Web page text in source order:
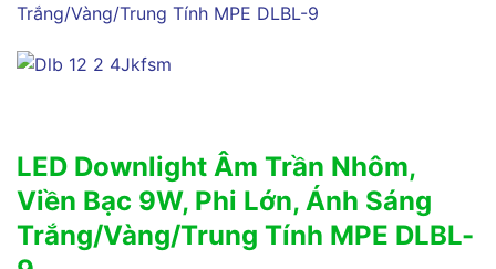
LED Downlight Âm Trần Nhôm,
Viền Bạc 9W, Phi Lớn, Ánh Sáng
Trắng/Vàng/Trung Tính MPE DLBL-